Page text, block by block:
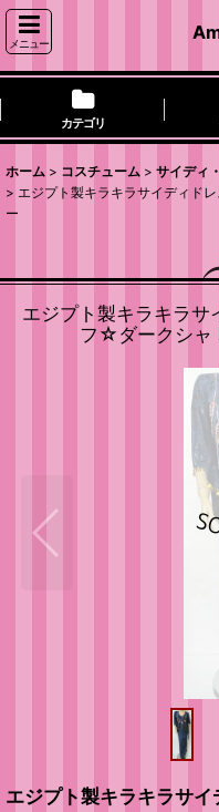
メニュー
カテゴリ
ホーム > コスチューム > サイディ
> エジプト製キラキラサイディド
ー
エジプト製キラキラ
フ☆ダークシャ
エジプト製キラキラサ